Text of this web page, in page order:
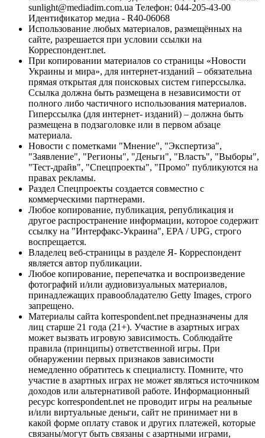
sunlight@mediadim.com.ua Телефон: 044-205-43-00
Идентификатор медиа - R40-06068
Использование любых материалов, размещённых на
сайте, разрешается при условии ссылки на
Корреспондент.net.
При копировании материалов со страницы «Новости
Украины и мира», для интернет-изданий – обязательна
прямая открытая для поисковых систем гиперссылка.
Ссылка должна быть размещена в независимости от
полного либо частичного использования материалов.
Гиперссылка (для интернет- изданий) – должна быть
размещена в подзаголовке или в первом абзаце
материала.
Новости с пометками "Мнение", "Экспертиза",
"Заявление", "Регионы", "Деньги", "Власть", "Выборы",
"Тест-драйв", "Спецпроекты", "Промо" публикуются на
правах рекламы.
Раздел Спецпроекты создается совместно с
коммерческими партнерами.
Любое копирование, публикация, републикация и
другое распространение информации, которое содержит
ссылку на "Интерфакс-Украина", EPA / UPG, строго
воспрещается.
Владелец веб-страницы в разделе Я- Корреспондент
является автор публикации.
Любое копирование, перепечатка и воспроизведение
фотографий и/или аудиовизуальных материалов,
принадлежащих правообладателю Getty Images, строго
запрещено.
Материалы сайта korrespondent.net предназначены для
лиц старше 21 года (21+). Участие в азартных играх
может вызвать игровую зависимость. Соблюдайте
правила (принципы) ответственной игры. При
обнаружении первых признаков зависимости
немедленно обратитесь к специалисту. Помните, что
участие в азартных играх не может являться источником
доходов или альтернативой работе. Информационный
ресурс korrespondent.net не проводит игры на реальные
и/или виртуальные деньги, сайт не принимает ни в
какой форме оплату ставок и других платежей, которые
связаны/могут быть связаны с азартными играми,